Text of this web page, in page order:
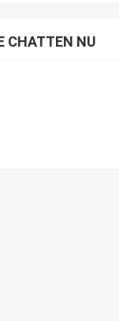
CHATTEN NU